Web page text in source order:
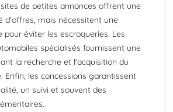
de petites annonces offrent une
d'offres, mais nécessitent une
pour éviter les escroqueries. Les
spécialisés fournissent une
la recherche et l'acquisition du
Enfin, les concessions garantissent
un suivi et souvent des